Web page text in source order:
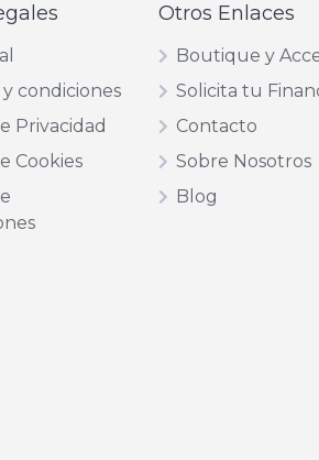
condiciones
Privacidad
Cookies
Otros Enlaces
Boutique y
Solicita tu
Contacto
Sobre Nosotros
Blog